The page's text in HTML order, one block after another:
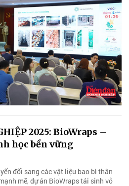
2025: BioWraps –
học bền vững
đổi sang các vật liệu bao bì thân
mẽ, dự án BioWraps tái sinh vỏ